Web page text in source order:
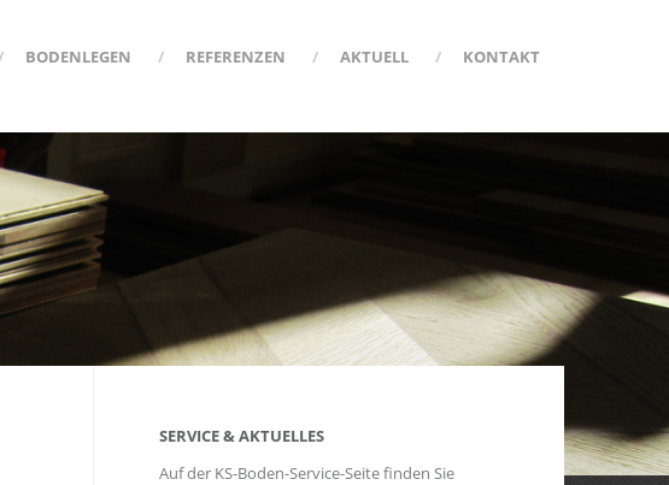
BODENLEGEN REFERENZEN AKTUELL KONTAKT
SERVICE & AKTUELLES
Auf der KS-Boden-Service-Seite finden Sie